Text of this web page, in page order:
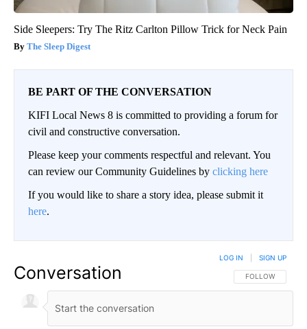
Side Sleepers: Try The Ritz Carlton Pillow Trick for Neck Pain
The Sleep Digest
BE PART OF THE CONVERSATION
KIFI Local News 8 is committed to providing a forum for
civil and constructive conversation.
Please keep your comments respectful and relevant. You
can review our Community Guidelines by clicking here
If you would like to share a story idea, please submit it
here.
Conversation FOLLOW THIS
FOLLOW
LOG IN SIGN UP